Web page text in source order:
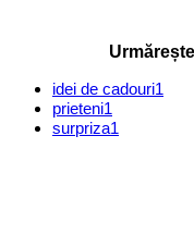
idei de cadouri1
prieteni1
surpriza1